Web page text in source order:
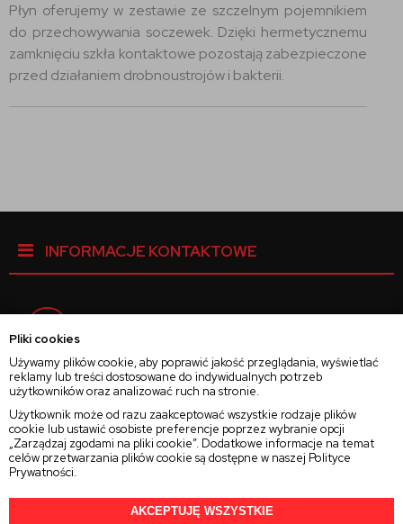
Pliki cookies
Używamy plików cookie, aby poprawić jakość przeglądania, wyświetlać
reklamy lub treści dostosowane do indywidualnych potrzeb
użytkowników oraz analizować ruch na stronie.
Użytkownik może od razu zaakceptować wszystkie rodzaje plików
cookie lub ustawić osobiste preferencje poprzez wybranie opcji
„Zarządzaj zgodami na pliki cookie”. Dodatkowe informacje na temat
celów przetwarzania plików cookie są dostępne w naszej Polityce
Prywatności.
AKCEPTUJĘ WSZYSTKIE
Płyn oferujemy w zestawie ze szczelnym pojemnikiem
do przechowywania soczewek. Dzięki hermetycznemu
zamknięciu szkła kontaktowe pozostają zabezpieczone
przed działaniem drobnoustrojów i bakterii.
INFORMACJE KONTAKTOWE
Instagram
Twitter